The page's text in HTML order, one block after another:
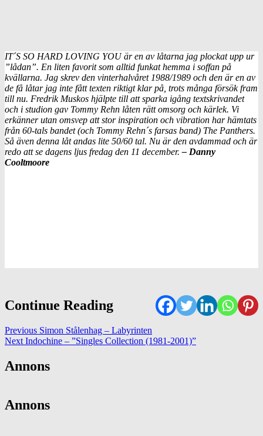
IT´S SO HARD LOVING YOU är en av låtarna jag plockat upp ur
”lådan”. En liten favorit som alltid funkat hemma i soffan på
kvällarna. Jag skrev den vinterhalvåret 1988/1989 och den är en av
de få låtar jag inte fått texten riktigt klar på, trots många försök fram
till nu. Fredrik Muskos hjälpte till att sparka igång textskrivandet
och i studion gav Tommy Rehn låten rätt omsorg och kärlek. Vi
erkänner utan omsvep att stor inspiration och vibration har hämtats
från 60-tals bandet (och Tommy Rehn´s farsas band) The Panthers.
Så även denna låt andas lite 50/60 tal. Nu är den avdammad och är
redo att se dagens ljus fredag den 11 december.– Danny
Cooltmoore
Continue Reading
Previous Simon Stålenhag – Labyrinten
Next Indochine – ”Singles Collection (1981-2001)”
Annons
Annons